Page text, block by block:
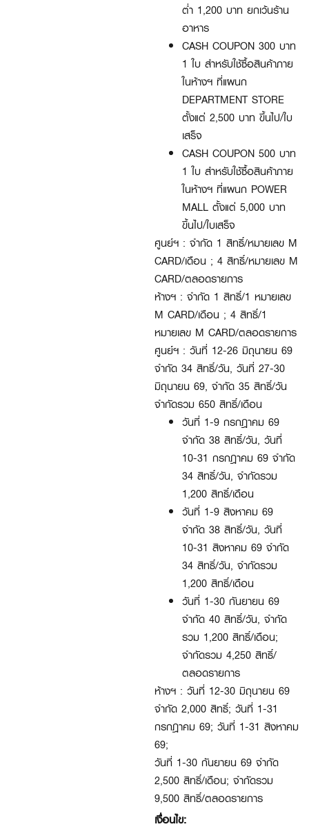
ต่ำ 1,200 บาท ยกเว้นร้าน
อาหาร
CASH COUPON 300 บาท
1 ใบ สำหรับใช้ซื้อสินค้าภาย
ในห้างฯ ที่แผนก
DEPARTMENT STORE
ตั้งแต่ 2,500 บาท ขึ้นไป/ใบ
เสร็จ
CASH COUPON 500 บาท
1 ใบ สำหรับใช้ซื้อสินค้าภาย
ในห้างฯ ที่แผนก POWER
MALL ตั้งแต่ 5,000 บาท
ขึ้นไป/ใบเสร็จ
ศูนย์ฯ : จำกัด 1 สิทธิ์/หมายเลข M
CARD/เดือน ; 4 สิทธิ์/หมายเลข M
CARD/ตลอดรายการ
ห้างฯ : จำกัด 1 สิทธิ์/1 หมายเลข
M CARD/เดือน ; 4 สิทธิ์/1
หมายเลข M CARD/ตลอดรายการ
ศูนย์ฯ : วันที่ 12-26 มิถุนายน 69
จำกัด 34 สิทธิ์/วัน, วันที่ 27-30
มิถุนายน 69, จำกัด 35 สิทธิ์/วัน
จำกัดรวม 650 สิทธิ์/เดือน
วันที่ 1-9 กรกฎาคม 69
จำกัด 38 สิทธิ์/วัน, วันที่
10-31 กรกฎาคม 69 จำกัด
34 สิทธิ์/วัน, จำกัดรวม
1,200 สิทธิ์/เดือน
วันที่ 1-9 สิงหาคม 69
จำกัด 38 สิทธิ์/วัน, วันที่
10-31 สิงหาคม 69 จำกัด
34 สิทธิ์/วัน, จำกัดรวม
1,200 สิทธิ์/เดือน
วันที่ 1-30 กันยายน 69
จำกัด 40 สิทธิ์/วัน, จำกัด
รวม 1,200 สิทธิ์/เดือน;
จำกัดรวม 4,250 สิทธิ์/
ตลอดรายการ
ห้างฯ : วันที่ 12-30 มิถุนายน 69
จำกัด 2,000 สิทธิ์; วันที่ 1-31
กรกฎาคม 69; วันที่ 1-31 สิงหาคม
69;
วันที่ 1-30 กันยายน 69 จำกัด
2,500 สิทธิ์/เดือน; จำกัดรวม
9,500 สิทธิ์/ตลอดรายการ
เงื่อนไข: